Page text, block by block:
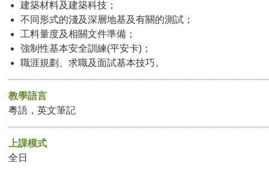
建築材料及建築科技；
不同形式的淺及深層地基及有關的測試；
工料量度及相關文件準備；
強制性基本安全訓練(平安卡)；
職涯規劃、求職及面試基本技巧。
教學語言
粵語，英文筆記
上課模式
全日